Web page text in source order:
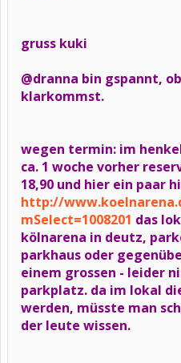
gruss kuki
@dranna bin gspannt,
klarkommst.
wegen termin: im
ca. 1 woche vorher
18,90 und hier ein paar
http://
mSelect=1008201 das
kölnarena in deutz,
parkhaus oder
einem grossen - leider
parkplatz. da im lokal
werden, müsste man
der leute wissen.